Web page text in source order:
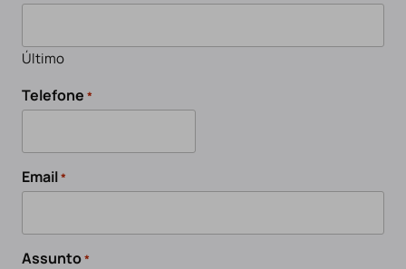
Último
Telefone *
Email*
Assunto*